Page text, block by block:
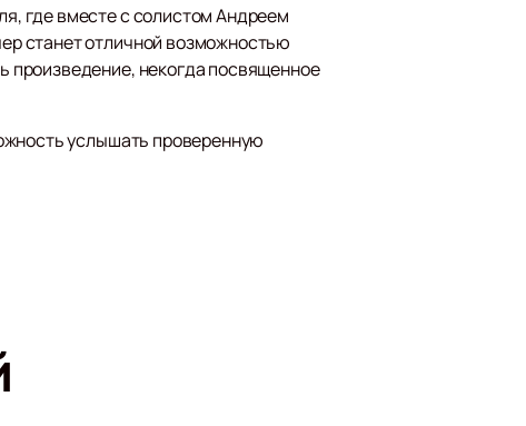
где вместе с солистом Андреем
станет отличной возможностью
произведение, некогда посвященное
услышать проверенную